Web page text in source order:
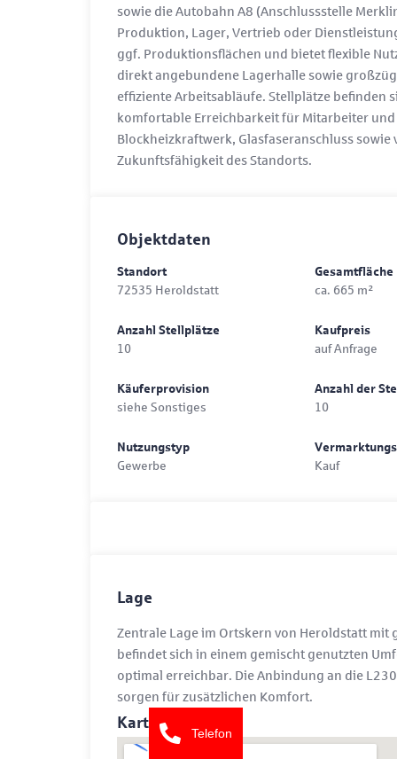
sowie die Autobahn A8 (Anschlussstelle
Produktion, Lager, Vertrieb oder
ggf. Produktionsflächen und bietet flexible
direkt angebundene Lagerhalle sowie
effiziente Arbeitsabläufe. Stellplätze befinden
komfortable Erreichbarkeit für Mitarbeiter
Blockheizkraftwerk, Glasfaseranschluss
Zukunftsfähigkeit des Standorts.
Objektdaten
Standort
72535 Heroldstatt
Gesamtfläche
ca. 665 m²
Anzahl Stellplätze
10
Kaufpreis
auf Anfrage
Käuferprovision
siehe Sonstiges
Anzahl der
10
Nutzungstyp
Gewerbe Kauf
Lage
Zentrale Lage im Ortskern von Heroldstatt
befindet sich in einem gemischt genutzten
optimal erreichbar. Die Anbindung an die
sorgen für zusätzlichen Komfort.
Karte
Telefon